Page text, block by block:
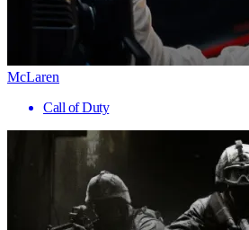
McLaren
Call of Duty